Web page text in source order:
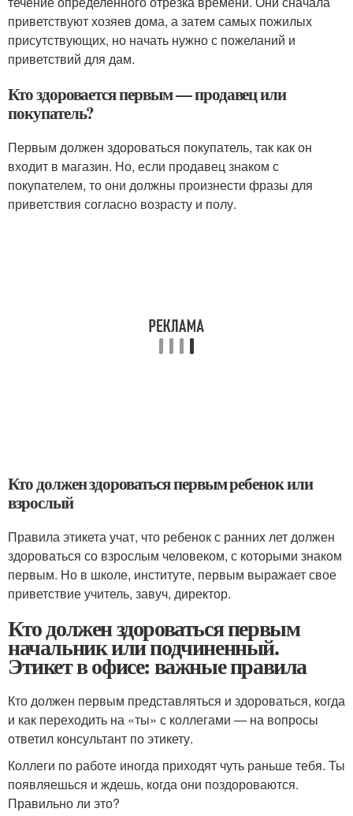
приветствуют хозяев дома, а затем самых пожилых
присутствующих, но начать нужно с пожеланий и
приветствий для дам.
Кто здоровается первым — продавец или
покупатель?
Первым должен здороваться покупатель, так как он
входит в магазин. Но, если продавец знаком с
покупателем, то они должны произнести фразы для
приветствия согласно возрасту и полу.
Кто должен здороваться первым ребенок или
взрослый
Правила этикета учат, что ребенок с ранних лет должен
здороваться со взрослым человеком, с которыми знаком
первым. Но в школе, институте, первым выражает свое
приветствие учитель, завуч, директор.
Кто должен здороваться первым
начальник или подчиненный.
Этикет в офисе: важные правила
Кто должен первым представляться и здороваться, когда
и как переходить на «ты» с коллегами — на вопросы
ответил консультант по этикету.
Коллеги по работе иногда приходят чуть раньше тебя. Ты
появляешься и ждешь, когда они поздороваются.
Правильно ли это?